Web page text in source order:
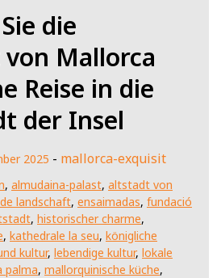
die
Mallorca
Reise in die
der Insel
2025 - mallorca-exquisit
, almudaina-palast, altstadt von
landschaft, ensaimadas, fundació
, historischer charme,
, kathedrale la seu, königliche
kultur, lebendige kultur, lokale
palma, mallorquinische küche,